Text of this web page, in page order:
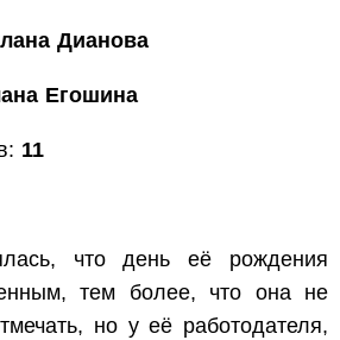
Дианова
Егошина
11
что день её рождения
тем более, что она не
но у её работодателя,